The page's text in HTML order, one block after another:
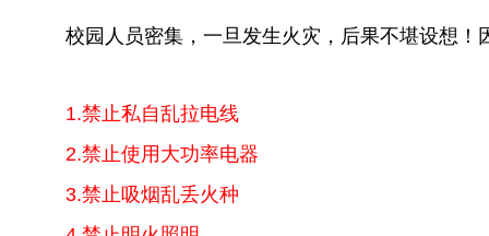
校园人员密集，一旦发生火灾，后果不堪设想
1.禁止私自乱拉电线
2.禁止使用大功率电器
3.禁止吸烟乱丢火种